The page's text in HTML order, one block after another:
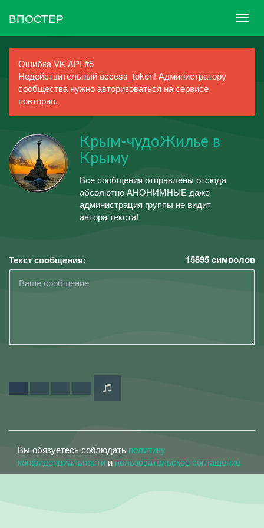
ВПОСТЕР
Ошибка VK API #5
Недействительный access_token! Администратору
сообщества нужно авторизоваться на сервисе
повторно.
Крым-чудоЖилье в
Крыму
Все сообщения отправлены отсюда
абсолютно АНОНИМНЫЕ даже
администрация группы не видит
автора текста!
Текст сообщения: 15895символов
Вы обязуетесь соблюдать политику
конфиденциальности и пользовательское соглашение